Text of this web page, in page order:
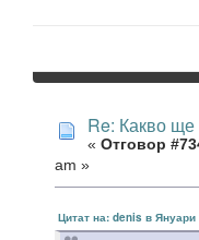
Re: Какво ще
« Отговор
am »
Цитат на: denis в